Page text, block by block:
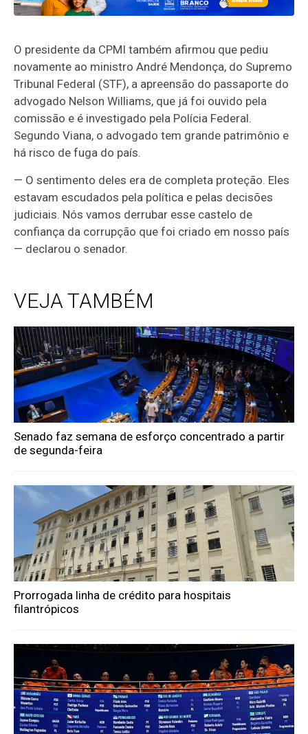
O presidente da CPMI também afirmou que pediu
novamente ao ministro André Mendonça, do Supremo
Tribunal Federal (STF), a apreensão do passaporte do
advogado Nelson Williams, que já foi ouvido pela
comissão e é investigado pela Polícia Federal.
Segundo Viana, o advogado tem grande patrimônio e
há risco de fuga do país.
— O sentimento deles era de completa proteção. Eles
estavam escudados pela política e pelas decisões
judiciais. Nós vamos derrubar esse castelo de
confiança da corrupção que foi criado em nosso país
— declarou o senador.
VEJA TAMBÉM
Senado faz semana de esforço concentrado a partir
de segunda-feira
Prorrogada linha de crédito para hospitais
filantrópicos